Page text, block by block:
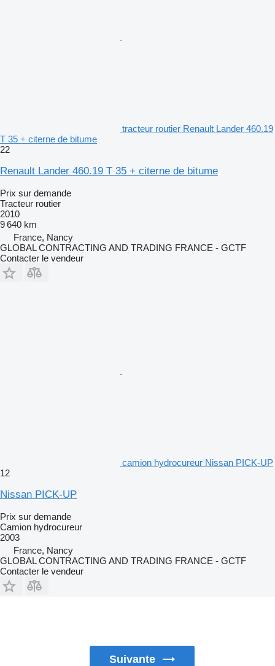
tracteur routier Renault Lander 460.19
T 35 + citerne de bitume
22
Renault Lander 460.19 T 35 + citerne de bitume
Prix sur demande
Tracteur routier
2010
9 640 km
France, Nancy
GLOBAL CONTRACTING AND TRADING FRANCE - GCTF
Contacter le vendeur
camion hydrocureur Nissan PICK-UP
12
Nissan PICK-UP
Prix sur demande
Camion hydrocureur
2003
France, Nancy
GLOBAL CONTRACTING AND TRADING FRANCE - GCTF
Contacter le vendeur
Suivante